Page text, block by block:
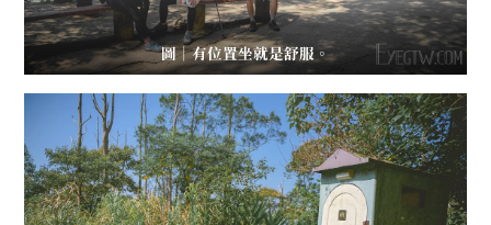
圖｜有位置坐就是舒服。